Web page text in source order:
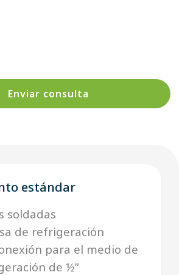
Enviar consulta
estándar
soldadas
de refrigeración
para el medio de
de ½”